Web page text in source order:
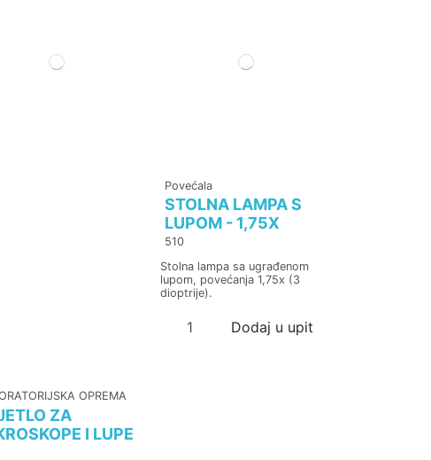
OPREMA
ZA
I LUPE
Povećala
STOLNA LAMPA S
LUPOM - 1,75X
510
Stolna lampa sa ugrađenom
lupom, povećanja 1,75x (3
dioptrije).
Dodaj u upit